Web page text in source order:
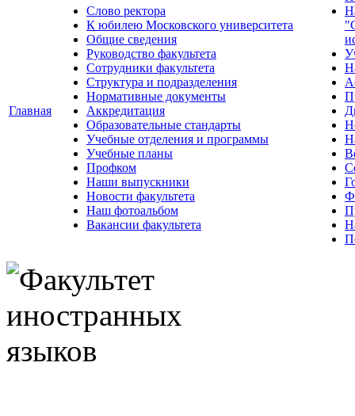
Главная
Слово ректора
К юбилею Московского университета
Общие сведения
Руководство факультета
Сотрудники факультета
Структура и подразделения
Нормативные документы
Аккредитация
Образовательные стандарты
Учебные отделения и программы
Учебные планы
Профком
Наши выпускники
Новости факультета
Наш фотоальбом
Вакансии факультета